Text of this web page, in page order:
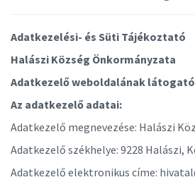
Adatkezelési- és Süti Tájékoztató
Halászi Község Önkormányzata
Adatkezelő weboldalának
Az adatkezelő adatai:
Adatkezelő megnevezése: Halászi
Adatkezelő székhelye: 9228 Halászi,
Adatkezelő elektronikus címe: